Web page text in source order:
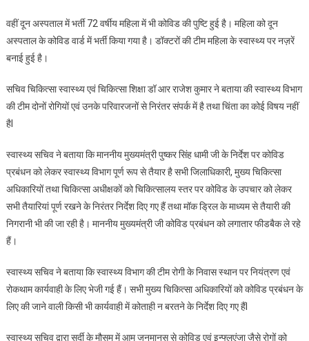
वहीं दून अस्पताल में भर्ती 72 वर्षीय महिला में भी कोविड की पुष्टि हुई है। महिला को दून
अस्पताल के कोविड वार्ड में भर्ती किया गया है। डॉक्टरों की टीम महिला के स्वास्थ्य पर नज़रें
बनाई हुई है।
सचिव चिकित्सा स्वास्थ्य एवं चिकित्सा शिक्षा डॉ आर राजेश कुमार ने बताया की स्वास्थ्य विभाग
की टीम दोनों रोगियों एवं उनके परिवारजनों से निरंतर संपर्क में है तथा चिंता का कोई विषय नहीं
हैl
स्वास्थ्य सचिव ने बताया कि माननीय मुख्यमंत्री पुष्कर सिंह धामी जी के निर्देश पर कोविड
प्रबंधन को लेकर स्वास्थ्य विभाग पूर्ण रूप से तैयार है सभी जिलाधिकारी, मुख्य चिकित्सा
अधिकारियों तथा चिकित्सा अधीक्षकों को चिकित्सालय स्तर पर कोविड के उपचार को लेकर
सभी तैयारियां पूर्ण रखने के निरंतर निर्देश दिए गए हैं तथा मॉक ड्रिल के माध्यम से तैयारी की
निगरानी भी की जा रही है। माननीय मुख्यमंत्री जी कोविड प्रबंधन को लगातार फीडबैक ले रहे
हैं।
स्वास्थ्य सचिव ने बताया कि स्वास्थ्य विभाग की टीम रोगी के निवास स्थान पर नियंत्रण एवं
रोकथाम कार्यवाही के लिए भेजी गई हैं। सभी मुख्य चिकित्सा अधिकारियों को कोविड प्रबंधन के
लिए की जाने वाली किसी भी कार्यवाही में कोताही न बरतने के निर्देश दिए गए हैंl
स्वास्थ्य सचिव द्वारा सर्दी के मौसम में आम जनमानस से कोविड एवं इन्फ्लूएंजा जैसे रोगों को